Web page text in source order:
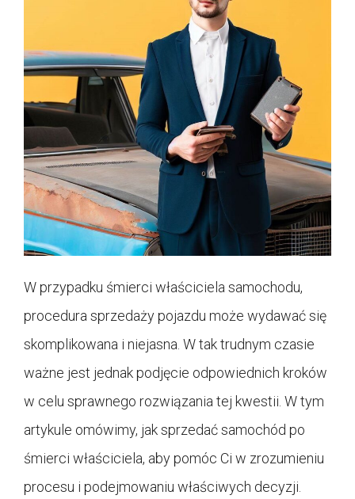
W przypadku śmierci właściciela samochodu,
procedura sprzedaży pojazdu może wydawać się
skomplikowana i niejasna. W tak trudnym czasie
ważne jest jednak podjęcie odpowiednich kroków
w celu sprawnego rozwiązania tej kwestii. W tym
artykule omówimy, jak sprzedać samochód po
śmierci właściciela, aby pomóc Ci w zrozumieniu
procesu i podejmowaniu właściwych decyzji.